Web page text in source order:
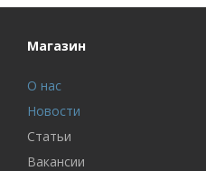
Магазин
О нас
Новости
Статьи
Вакансии